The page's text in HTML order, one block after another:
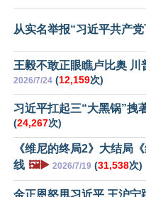
从实名举报“习近平共产
王毅不敢正眼瞧卢比奥
2026/7/24 (12,159次)
习近平扛起三“大黑锅”拽
(24,267次)
《维尼的终局2》大结局
线 🖼️▶️ 2026/7/19 (31,538次)
金正恩怒甩习近平 王沪宁